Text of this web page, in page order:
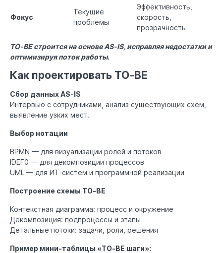
Фокус
Текущие
проблемы
Эффективность,
скорость,
прозрачность
TO‑BE строится на основе AS‑IS, исправляя недостатки и
оптимизируя поток работы.
Как проектировать TO‑BE
Сбор данных AS‑IS
Интервью с сотрудниками, анализ существующих схем,
выявление узких мест.
Выбор нотации
BPMN — для визуализации ролей и потоков
IDEF0 — для декомпозиции процессов
UML — для ИТ-систем и программной реализации
Построение схемы TO‑BE
Контекстная диаграмма: процесс и окружение
Декомпозиция: подпроцессы и этапы
Детальные потоки: задачи, роли, решения
Пример мини-таблицы «TO‑BE шаги»: